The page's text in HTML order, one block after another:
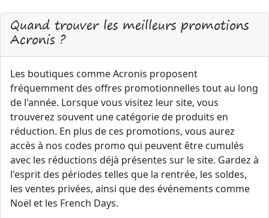
Quand trouver les meilleurs promotions
Acronis ?
Les boutiques comme Acronis proposent
fréquemment des offres promotionnelles tout au long
de l'année. Lorsque vous visitez leur site, vous
trouverez souvent une catégorie de produits en
réduction. En plus de ces promotions, vous aurez
accès à nos codes promo qui peuvent être cumulés
avec les réductions déjà présentes sur le site. Gardez à
l'esprit des périodes telles que la rentrée, les soldes,
les ventes privées, ainsi que des événements comme
Noël et les French Days.